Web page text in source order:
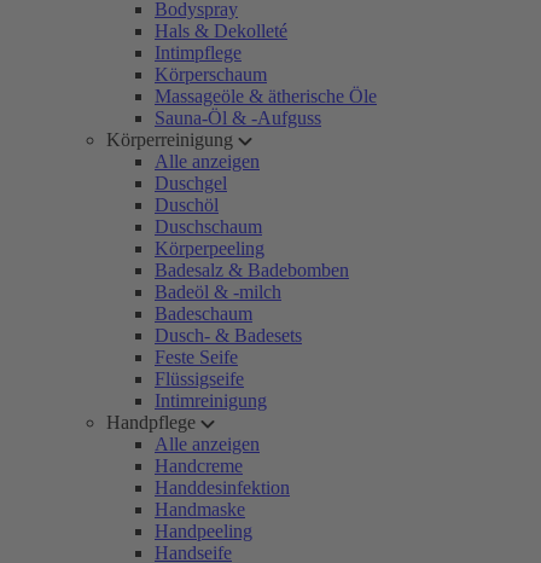
Bodyspray
Hals & Dekolleté
Intimpflege
Körperschaum
Massageöle & ätherische Öle
Sauna-Öl & -Aufguss
Körperreinigung
Alle anzeigen
Duschgel
Duschöl
Duschschaum
Körperpeeling
Badesalz & Badebomben
Badeöl & -milch
Badeschaum
Dusch- & Badesets
Feste Seife
Flüssigseife
Intimreinigung
Handpflege
Alle anzeigen
Handcreme
Handdesinfektion
Handmaske
Handpeeling
Handseife